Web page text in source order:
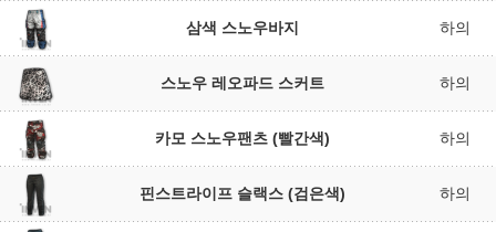
삼색 스노우바지 하의
스노우 레오파드 스커트 하의
카모 스노우팬츠 (빨간색) 하의
핀스트라이프 슬랙스 (검은색) 하의